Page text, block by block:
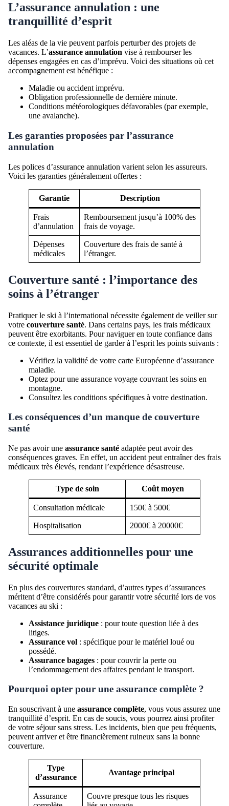
L’assurance annulation : une
tranquillité d’esprit
Les aléas de la vie peuvent parfois perturber des projets de
vacances. L’assurance annulation vise à rembourser les
dépenses engagées en cas d’imprévu. Voici des situations où cet
accompagnement est bénéfique :
Maladie ou accident imprévu.
Obligation professionnelle de dernière minute.
Conditions météorologiques défavorables (par exemple,
une avalanche).
Les garanties proposées par l’assurance
annulation
Les polices d’assurance annulation varient selon les assureurs.
Voici les garanties généralement offertes :
Garantie Description
Frais
d’annulation
Remboursement jusqu’à 100% des
frais de voyage.
Dépenses
médicales
Couverture des frais de santé à
l’étranger.
Couverture santé : l’importance des
soins à l’étranger
Pratiquer le ski à l’international nécessite également de veiller sur
votre couverture santé. Dans certains pays, les frais médicaux
peuvent être exorbitants. Pour naviguer en toute confiance dans
ce contexte, il est essentiel de garder à l’esprit les points suivants :
Vérifiez la validité de votre carte Européenne d’assurance
maladie.
Optez pour une assurance voyage couvrant les soins en
montagne.
Consultez les conditions spécifiques à votre destination.
Les conséquences d’un manque de couverture
santé
Ne pas avoir une assurance santé adaptée peut avoir des
conséquences graves. En effet, un accident peut entraîner des frais
médicaux très élevés, rendant l’expérience désastreuse.
Type de soin Coût moyen
Consultation médicale 150€ à 500€
Hospitalisation 2000€ à 20000€
Assurances additionnelles pour une
sécurité optimale
En plus des couvertures standard, d’autres types d’assurances
méritent d’être considérés pour garantir votre sécurité lors de vos
vacances au ski :
Assistance juridique : pour toute question liée à des
litiges.
Assurance vol : spécifique pour le matériel loué ou
possédé.
Assurance bagages : pour couvrir la perte ou
l’endommagement des affaires pendant le transport.
Pourquoi opter pour une assurance complète ?
En souscrivant à une assurance complète, vous vous assurez une
tranquillité d’esprit. En cas de soucis, vous pourrez ainsi profiter
de votre séjour sans stress. Les incidents, bien que peu fréquents,
peuvent arriver et être financièrement ruineux sans la bonne
couverture.
Type
d’assurance
Avantage principal
Assurance
Couvre presque tous les risques